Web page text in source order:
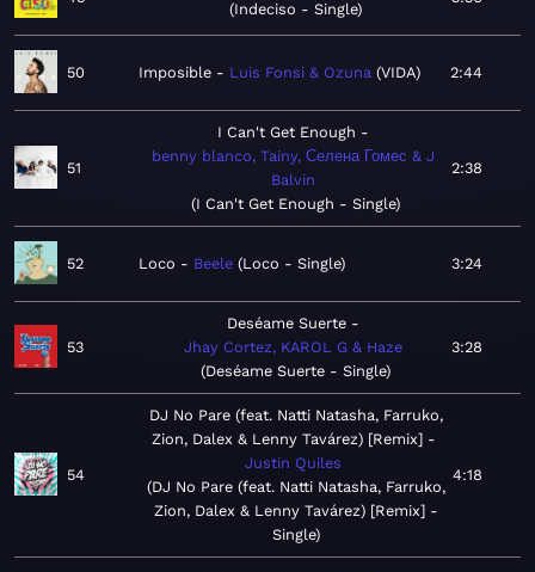
Indeciso - Single
50 Imposible Luis Fonsi & Ozuna VIDA 2:44
51
I Can't Get Enough
benny blanco, Tainy, Селена Гомес & J
Balvin
I Can't Get Enough - Single
2:38
52 Loco Beele Loco - Single 3:24
53
Deséame Suerte
Jhay Cortez, KAROL G & Haze
Deséame Suerte - Single
3:28
54
DJ No Pare (feat. Natti Natasha, Farruko,
Zion, Dalex & Lenny Tavárez) [Remix]
Justin Quiles
DJ No Pare (feat. Natti Natasha, Farruko,
Zion, Dalex & Lenny Tavárez) [Remix] -
Single
4:18